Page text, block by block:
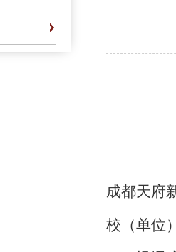
成都天府
校（单位